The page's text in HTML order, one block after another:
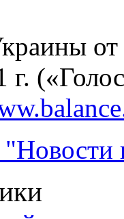
г.
"Новости